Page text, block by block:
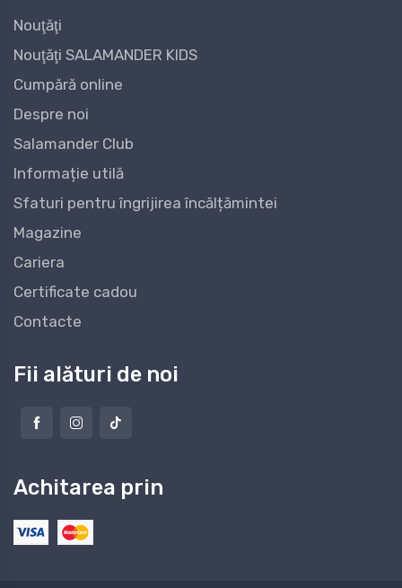
Nouţăţi
Nouţăţi SALAMANDER KIDS
Cumpără online
Despre noi
Salamander Club
Informație utilă
Sfaturi pentru îngrijirea încălțămintei
Magazine
Cariera
Certificate cadou
Contacte
Fii alături de noi
Achitarea prin